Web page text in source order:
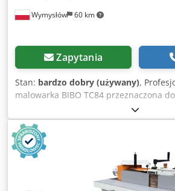
Wymysłów 60 km
Zapytania
Stan: bardzo dobry (używany),
malowarka BIBO TC84 przeznaczona
malowania oraz wykańczania obrzeży
znajduje zastosowanie przy produkcji
toreb, portfeli oraz innych wyrobów
wymagających estetycznego
Urządzenie umożliwia równomierne
obrzeża materiału, znacząco
produkcyjny i zapewniając wysoką